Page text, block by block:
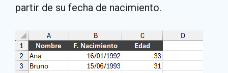
partir de su fecha de nacimiento.